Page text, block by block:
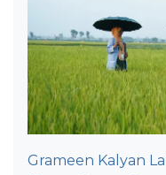
Grameen Kalyan